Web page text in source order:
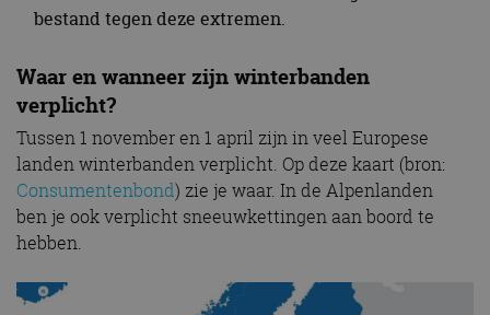
bestand tegen deze extremen.
Waar en wanneer zijn winterbanden
verplicht?
Tussen 1 november en 1 april zijn in veel Europese
landen winterbanden verplicht. Op deze kaart (bron:
Consumentenbond) zie je waar. In de Alpenlanden
ben je ook verplicht sneeuwkettingen aan boord te
hebben.